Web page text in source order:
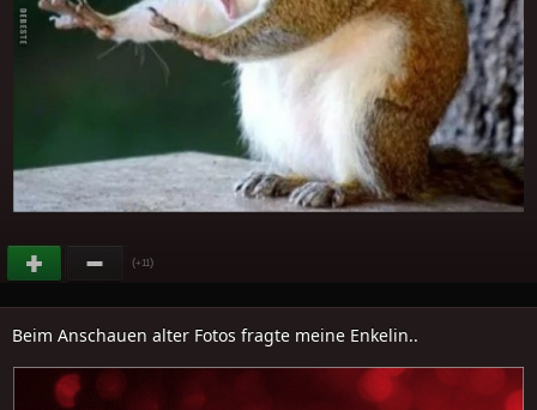
(+11)
Beim Anschauen alter Fotos fragte meine Enkelin..